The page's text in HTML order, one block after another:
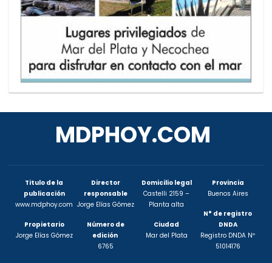
MDPHOY.COM
Titulo de la
publicación
www.mdphoy.com
Propietario
Jorge Elías Gómez
Director
responsable
Jorge Elías Gómez
Número de
edición
6765
Domicilio legal
Castelli 2159 –
Planta alta
Ciudad
Mar del Plata
Provincia
Buenos Aires
N° de registro
DNDA
Registro DNDA Nº
51014176